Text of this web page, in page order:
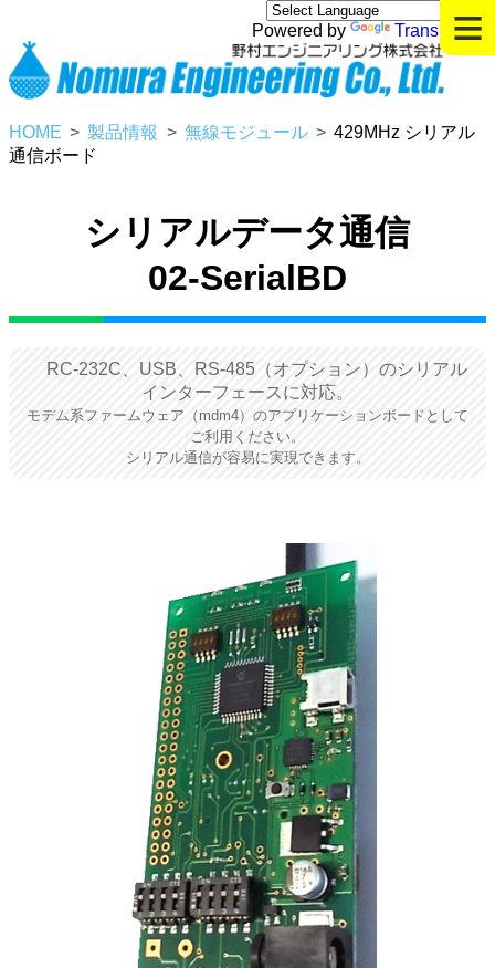
Powered by Translate≡
HOME 製品情報 無線モジュール
429MHz シリアル
通信ボード
シリアルデータ通信
02-SerialBD
RC-232C、USB、RS-485（オプション） のシリアル
インターフェースに対応。
モデム系ファームウェア（mdm4）のアプリケーションボードとして
ご利用ください。
シリアル通信が容易に実現できます。